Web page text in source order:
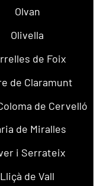
Olvan
Olivella
de Foix
de Claramunt
de Cervelló
de Miralles
i Serrateix
Lliçà de Vall